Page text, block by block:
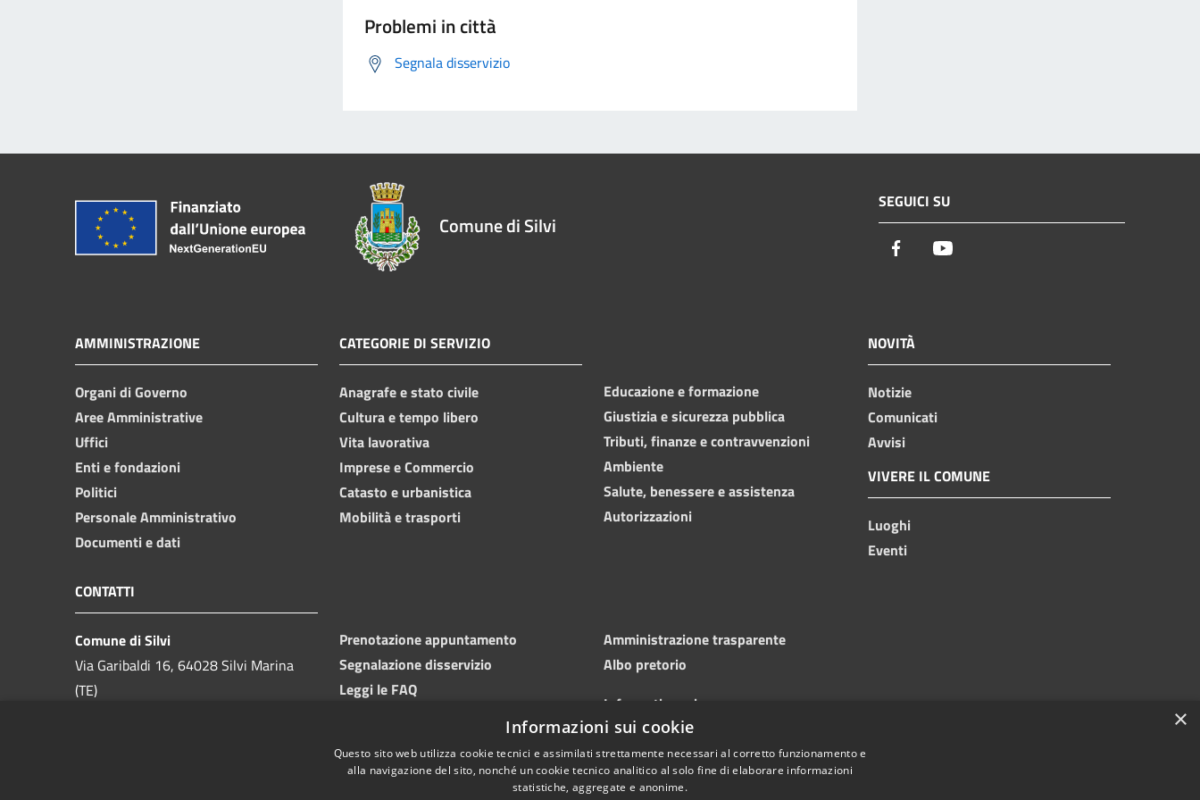
Problemi in città
Segnala disservizio
Comune di Silvi
SEGUICI SU
Facebook
AMMINISTRAZIONE
Organi di Governo
Aree Amministrative
Uffici
Enti e fondazioni
Politici
Personale Amministrativo
Documenti e dati
CATEGORIE DI SERVIZIO
Anagrafe e stato civile
Cultura e tempo libero
Vita lavorativa
Imprese e Commercio
Catasto e urbanistica
Mobilità e trasporti
Educazione e formazione
Giustizia e sicurezza pubblica
Tributi, finanze e contravvenzioni
Ambiente
Salute, benessere e assistenza
Autorizzazioni
NOVITÀ
Notizie
Comunicati
Avvisi
VIVERE IL COMUNE
Luoghi
Eventi
CONTATTI
Comune di Silvi
Via Garibaldi 16, 64028 Silvi Marina
(TE)
Prenotazione appuntamento
Segnalazione disservizio
Leggi le FAQ
Amministrazione trasparente
Albo pretorio
Informativa privacy
Note legali
Dichiarazione di accessibilità
×
Informazioni sui cookie
Questo sito web utilizza cookie tecnici e assimilati strettamente necessari al corretto funzionamento e
alla navigazione del sito, nonché un cookie tecnico analitico al solo fine di elaborare informazioni
statistiche, aggregate e anonime.